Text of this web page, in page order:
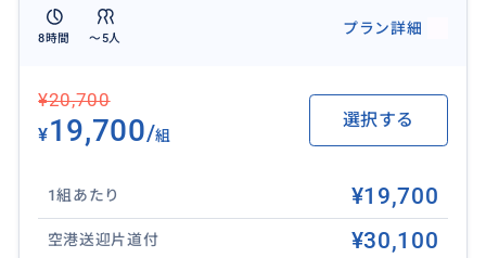
・年末年始
・表示価格は、1台あたりの料金です。
・アンコールワット周辺遺跡、シェムリアップ市内の
・チャーター時間は午前8時～午後9時までの間で8時間
となります。
・朝8時より前にご利用の際、夜9時以降にご利用の際
8時間 〜5人
プラン詳細
¥20,700
¥19,700/組
選択する
1組あたり ¥19,700
空港送迎片道付 ¥30,100